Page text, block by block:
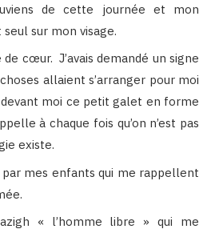
de cette journée et mon
sur mon visage.
cœur. J’avais demandé un signe
allaient s’arranger pour moi
moi ce petit galet en forme
à chaque fois qu’on n’est pas
existe.
mes enfants qui me rappellent
« l’homme libre » qui me